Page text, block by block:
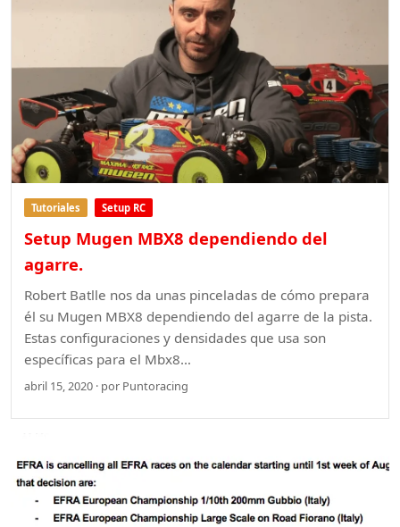
Tutoriales Setup RC
Setup Mugen MBX8 dependiendo del
agarre.
Robert Batlle nos da unas pinceladas de cómo prepara
él su Mugen MBX8 dependiendo del agarre de la pista.
Estas configuraciones y densidades que usa son
específicas para el Mbx8…
abril 15, 2020 · por Puntoracing